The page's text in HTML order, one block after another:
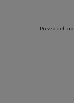
Prezzo del